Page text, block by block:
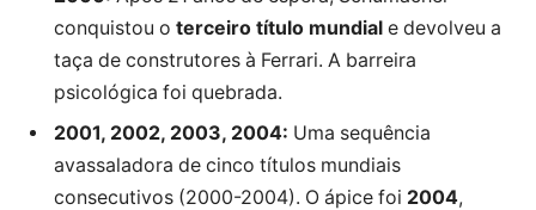
conquistou o terceiro título mundial e devolveu a
taça de construtores à Ferrari. A barreira
psicológica foi quebrada.
2001, 2002, 2003, 2004: Uma sequência
avassaladora de cinco títulos mundiais
consecutivos (2000-2004). O ápice foi 2004,